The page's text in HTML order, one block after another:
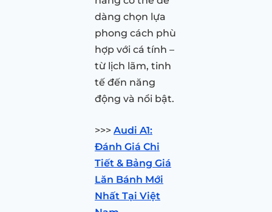
dàng chọn lựa
phong cách phù
hợp với cá tính –
từ lịch lãm, tinh
tế đến năng
động và nổi bật.
>>> Audi A1:
Đánh Giá Chi
Tiết & Bảng Giá
Lăn Bánh Mới
Nhất Tại Việt